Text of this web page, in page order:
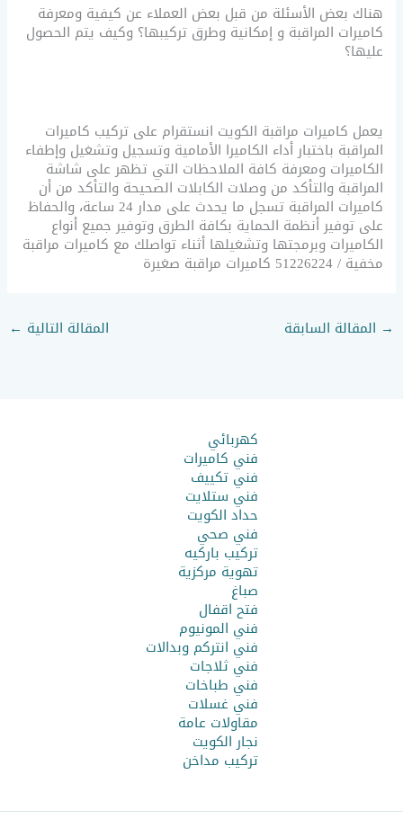
هناك بعض الأسئلة من قبل بعض العملاء عن كيفية ومعرفة
كاميرات المراقبة و إمكانية وطرق تركيبها؟ وكيف يتم الحصول
عليها؟
يعمل كاميرات مراقبة الكويت انستقرام على تركيب كاميرات
المراقبة باختبار أداء الكاميرا الأمامية وتسجيل وتشغيل وإطفاء
الكاميرات ومعرفة كافة الملاحظات التي تظهر على شاشة
المراقبة والتأكد من وصلات الكابلات الصحيحة والتأكد من أن
كاميرات المراقبة تسجل ما يحدث على مدار 24 ساعة، والحفاظ
على توفير أنظمة الحماية بكافة الطرق وتوفير جميع أنواع
الكاميرات وبرمجتها وتشغيلها أثناء تواصلك مع كاميرات مراقبة
مخفية / 51226224 كاميرات مراقبة صغيرة
→ المقالة السابقة المقالة التالية ←
كهربائي
فني كاميرات
فني تكييف
فني ستلايت
حداد الكويت
فني صحي
تركيب باركيه
تهوية مركزية
صباغ
فتح اقفال
فني المونيوم
فني انتركم وبدالات
فني ثلاجات
فني طباخات
فني غسلات
مقاولات عامة
نجار الكويت
تركيب مداخن